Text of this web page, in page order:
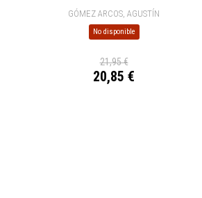
GÓMEZ ARCOS, AGUSTÍN
No disponible
21,95 €
20,85 €